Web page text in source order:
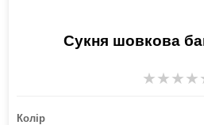
Сукня шовкова
★★★★
Колір